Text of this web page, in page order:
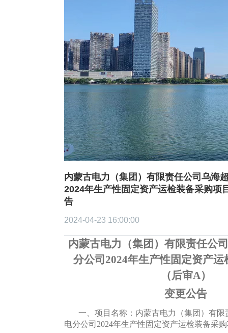
内蒙古电力（集团）有限责任公司乌海
2024年生产性固定资产运检装备采购项
告
2024-04-23 16:00:00
内蒙古电力（集团）有限责任公
分公司 2024年生产性固定资产
（后审A）
变更公告
一、 项目名称： 内蒙古电力（集团）有
电分公司 2024年生产性固定资产运检装备采